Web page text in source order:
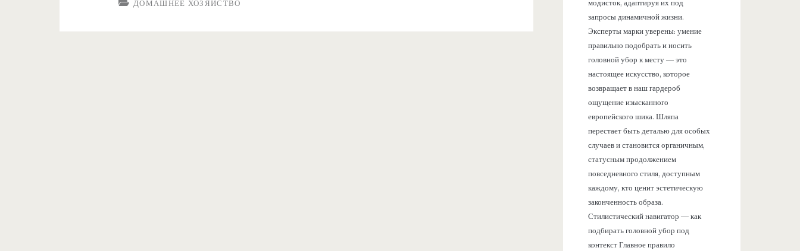
ДОМАШНЕЕ ХОЗЯЙСТВО
модисток, адаптируя их под
запросы динамичной жизни.
Эксперты марки уверены: умение
правильно подобрать и носить
головной убор к месту — это
настоящее искусство, которое
возвращает в наш гардероб
ощущение изысканного
европейского шика. Шляпа
перестает быть деталью для особых
случаев и становится органичным,
статусным продолжением
повседневного стиля, доступным
каждому, кто ценит эстетическую
законченность образа.
Стилистический навигатор — как
подбирать головной убор под
контекст Главное правило